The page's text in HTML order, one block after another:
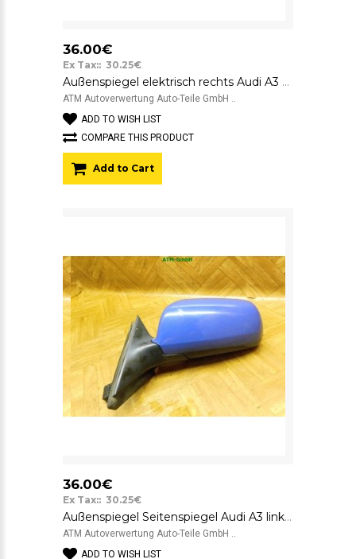
36.00€
Ex Tax:: 30.25€
Außenspiegel elektrisch rechts Audi A3 dunkelblau Blau 014743 010481
ATM Autoverwertung Auto-Teile GmbH ..
ADD TO WISH LIST
COMPARE THIS PRODUCT
Add to Cart
36.00€
Ex Tax:: 30.25€
Außenspiegel Seitenspiegel Audi A3 links Farbcode LY5M Kornblume Blau
ATM Autoverwertung Auto-Teile GmbH ..
ADD TO WISH LIST